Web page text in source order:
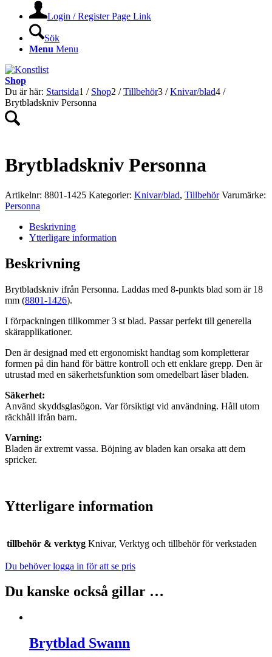
Login / Register Page Link
Sök
Menu Menu
Shop
Du är här: Startsida1 / Shop2 / Tillbehör3 / Knivar/blad4 /
Brytbladskniv Personna
Brytbladskniv Personna
Artikelnr: 8801-1425 Kategorier: Knivar/blad, Tillbehör Varumärke:
Personna
Beskrivning
Ytterligare information
Beskrivning
Brytbladskniv ifrån Personna. Laddas med 8-punkts blad som är 18
mm (8801-1426).
I förpackningen tillkommer 3 st blad. Passar perfekt till generella
skärapplikationer.
Den är designad med ett ergonomiskt handtag som kompletterar
formen på din hand för bättre kontroll och ett enklare grepp. Den är
utrustad med en säkerhetsfunktion som omedelbart låser bladen.
Säkerhet:
Använd skyddsglasögon. Var försiktigt vid användning. Håll utom
räckhåll ifrån barn.
Varning:
Bladen är extremt vassa. Böjning av bladen kan orsaka att dem
spricker.
Ytterligare information
tillbehör & verktyg Knivar, Verktyg och tillbehör för verkstaden
Du behöver logga in för att se pris
Du kanske också gillar …
Brytblad Swann